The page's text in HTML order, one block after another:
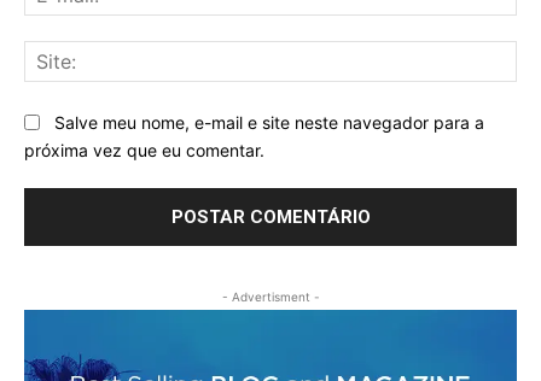
Salve meu nome, e-mail e site neste navegador para a
próxima vez que eu comentar.
- Advertisment -